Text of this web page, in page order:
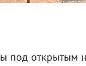
под открытым